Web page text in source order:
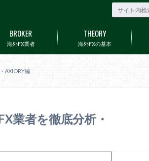
海外FX業者
BROKER
海外FXの基本
THEORY
AXIORY編
業者を徹底分析・